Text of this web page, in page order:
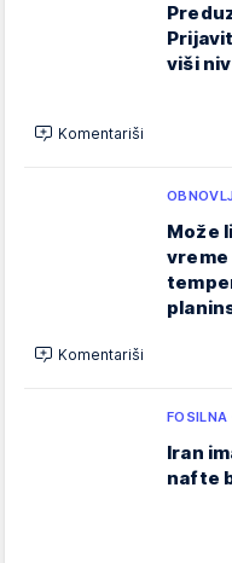
viši
Komentariši
Može
vreme
Komentariši
FOSILNA
Iran
nafte